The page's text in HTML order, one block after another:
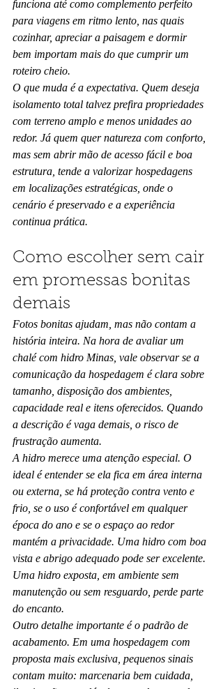
funciona até como complemento perfeito
para viagens em ritmo lento, nas quais
cozinhar, apreciar a paisagem e dormir
bem importam mais do que cumprir um
roteiro cheio.
O que muda é a expectativa. Quem deseja
isolamento total talvez prefira propriedades
com terreno amplo e menos unidades ao
redor. Já quem quer natureza com conforto,
mas sem abrir mão de acesso fácil e boa
estrutura, tende a valorizar hospedagens
em localizações estratégicas, onde o
cenário é preservado e a experiência
continua prática.
Como escolher sem cair
em promessas bonitas
demais
Fotos bonitas ajudam, mas não contam a
história inteira. Na hora de avaliar um
chalé com hidro Minas, vale observar se a
comunicação da hospedagem é clara sobre
tamanho, disposição dos ambientes,
capacidade real e itens oferecidos. Quando
a descrição é vaga demais, o risco de
frustração aumenta.
A hidro merece uma atenção especial. O
ideal é entender se ela fica em área interna
ou externa, se há proteção contra vento e
frio, se o uso é confortável em qualquer
época do ano e se o espaço ao redor
mantém a privacidade. Uma hidro com boa
vista e abrigo adequado pode ser excelente.
Uma hidro exposta, em ambiente sem
manutenção ou sem resguardo, perde parte
do encanto.
Outro detalhe importante é o padrão de
acabamento. Em uma hospedagem com
proposta mais exclusiva, pequenos sinais
contam muito: marcenaria bem cuidada,